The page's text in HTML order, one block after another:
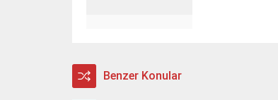
Benzer Konular